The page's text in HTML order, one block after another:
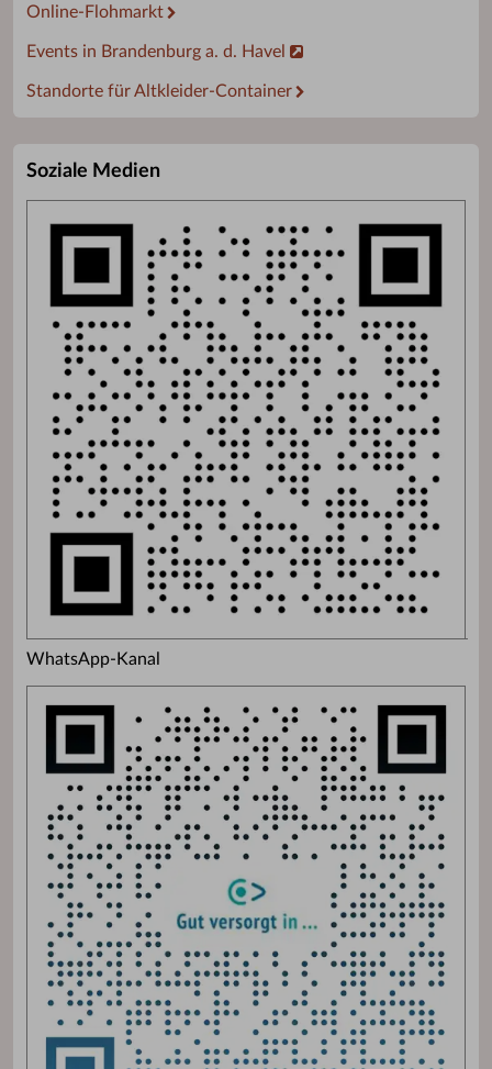
Online-Flohmarkt
Events in Brandenburg a. d. Havel
Standorte für Altkleider-Container
Soziale Medien
WhatsApp-Kanal